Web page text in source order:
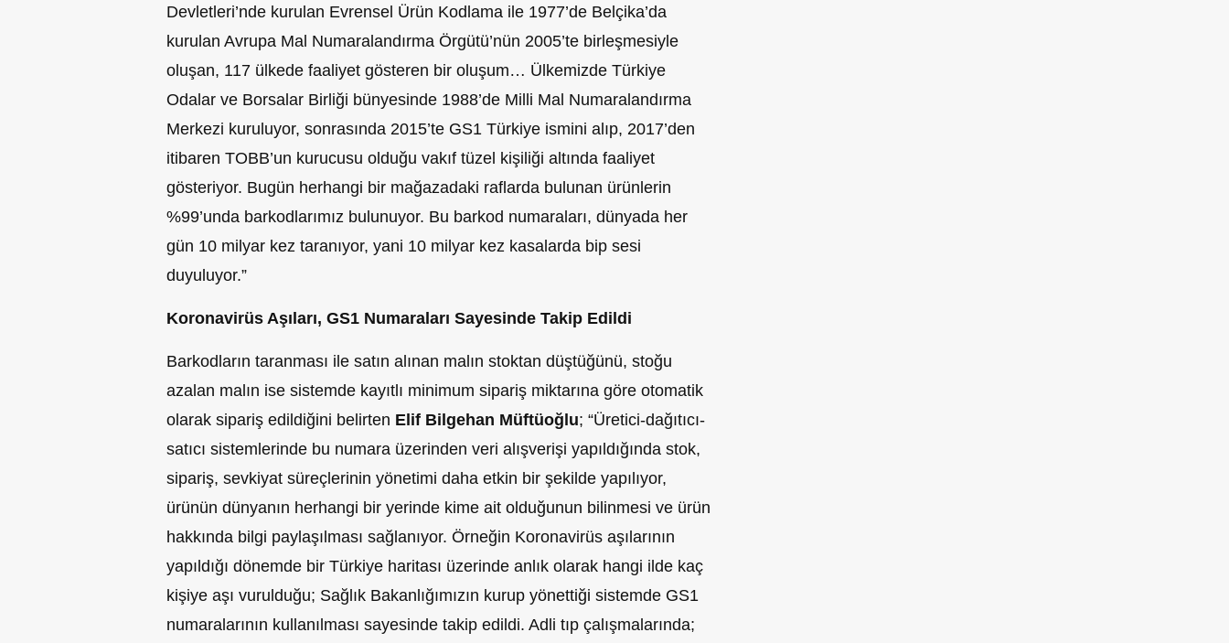
Devletleri’nde kurulan Evrensel Ürün Kodlama ile 1977’de Belçika’da
kurulan Avrupa Mal Numaralandırma Örgütü’nün 2005’te birleşmesiyle
oluşan, 117 ülkede faaliyet gösteren bir oluşum… Ülkemizde Türkiye
Odalar ve Borsalar Birliği bünyesinde 1988’de Milli Mal Numaralandırma
Merkezi kuruluyor, sonrasında 2015’te GS1 Türkiye ismini alıp, 2017’den
itibaren TOBB’un kurucusu olduğu vakıf tüzel kişiliği altında faaliyet
gösteriyor. Bugün herhangi bir mağazadaki raflarda bulunan ürünlerin
%99’unda barkodlarımız bulunuyor. Bu barkod numaraları, dünyada her
gün 10 milyar kez taranıyor, yani 10 milyar kez kasalarda bip sesi
duyuluyor.”
Koronavirüs Aşıları, GS1 Numaraları Sayesinde Takip Edildi
Barkodların taranması ile satın alınan malın stoktan düştüğünü, stoğu
azalan malın ise sistemde kayıtlı minimum sipariş miktarına göre otomatik
olarak sipariş edildiğini belirten Elif Bilgehan Müftüoğlu; “Üretici-dağıtıcı-
satıcı sistemlerinde bu numara üzerinden veri alışverişi yapıldığında stok,
sipariş, sevkiyat süreçlerinin yönetimi daha etkin bir şekilde yapılıyor,
ürünün dünyanın herhangi bir yerinde kime ait olduğunun bilinmesi ve ürün
hakkında bilgi paylaşılması sağlanıyor. Örneğin Koronavirüs aşılarının
yapıldığı dönemde bir Türkiye haritası üzerinde anlık olarak hangi ilde kaç
kişiye aşı vurulduğu; Sağlık Bakanlığımızın kurup yönettiği sistemde GS1
numaralarının kullanılması sayesinde takip edildi. Adli tıp çalışmalarında;